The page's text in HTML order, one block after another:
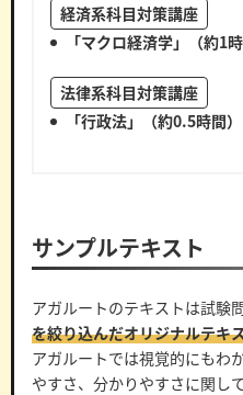
経済系科目対策講座
「マクロ経済学」（約1時
法律系科目対策講座
「行政法」（約0.5時間）
サンプルテキスト
アガルートのテキストは試験
を絞り込んだオリジナルテキ
アガルートでは視覚的にもわ
やすさ、分かりやすさに関し